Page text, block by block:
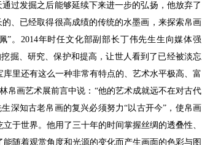
过发掘之后能够延续下来进一步的弘扬，他放弃了
、已经取得很高成绩的传统的水墨画，来探索帛画
。2014年时任文化部副部长丁伟先生生向媒体强
掘、研究、保护和提高，让世人看到了已经被淡忘
里还有这么一种非常有特点的、艺术水平极高、富
帛画艺术展前言中说：“他的艺术成就远不在对古代
深知古老帛画的复兴必须努力“以古开今”，使帛画
于世界。他用了三十年的时间掌握丝绸的透叠性、
随着观赏角度和光源的变化而产生画面的色彩与图